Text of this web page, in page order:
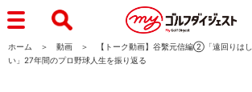
ホーム 動画
【トーク動画】谷繫元信編②「遠回りは
い」27年間のプロ野球人生を振り返る